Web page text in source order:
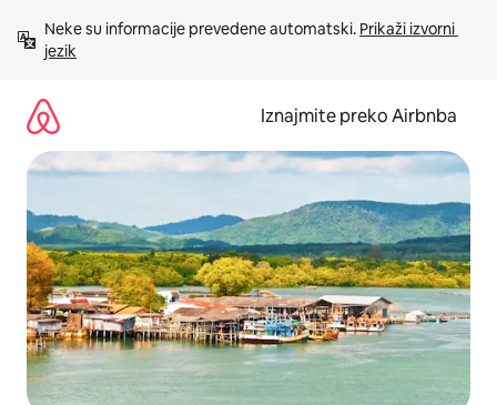
sadržaj
Neke su informacije prevedene automatski. Prikaži izvorni
jezik
Iznajmite preko Airbnba